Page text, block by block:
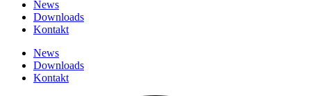
News
Downloads
Kontakt
News
Downloads
Kontakt